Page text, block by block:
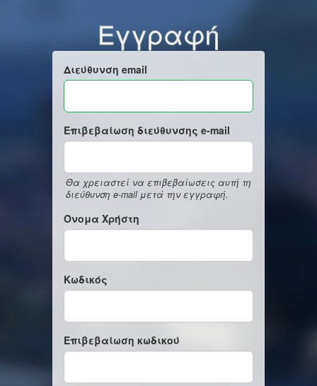
Εγγραφή
Διεύθυνση email
Επιβεβαίωση διεύθυνσης e-mail
Θα χρειαστεί να επιβεβαίωσεις αυτή τη
διεύθυνση e-mail μετά την εγγραφή.
Όνομα Χρήστη
Κωδικός
Επιβεβαίωση κωδικού